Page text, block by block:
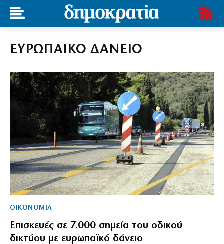
ΕΥΡΩΠΑΙΚΟ ΔΑΝΕΙΟ
ΟΙΚΟΝΟΜΙΑ
Επισκευές σε 7.000 σημεία του οδικού
δικτύου με ευρωπαϊκό δάνειο